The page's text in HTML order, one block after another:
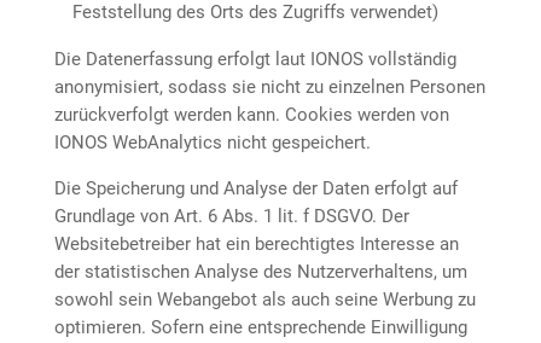
Feststellung des Orts des Zugriffs verwendet)
Die Datenerfassung erfolgt laut IONOS vollständig
anonymisiert, sodass sie nicht zu einzelnen Personen
zurückverfolgt werden kann. Cookies werden von
IONOS WebAnalytics nicht gespeichert.
Die Speicherung und Analyse der Daten erfolgt auf
Grundlage von Art. 6 Abs. 1 lit. f DSGVO. Der
Websitebetreiber hat ein berechtigtes Interesse an
der statistischen Analyse des Nutzerverhaltens, um
sowohl sein Webangebot als auch seine Werbung zu
optimieren. Sofern eine entsprechende Einwilligung